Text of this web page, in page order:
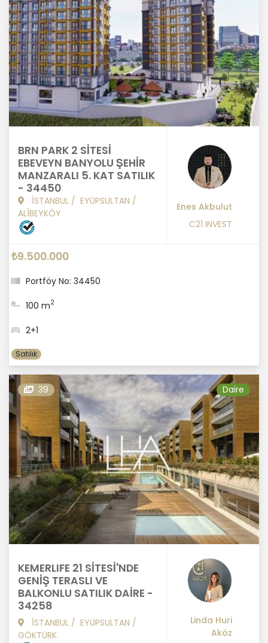
BRN PARK 2 SİTESİ
EBEVEYN BANYOLU ŞEHİR
MANZARALI 5. KAT SATILIK
- 34450
İSTANBUL / EYÜPSULTAN /
ALİBEYKÖY
Enes Akbulut
C21 INVEST
₺9.500.000
Portföy No: 34450
100 m2
2+1
Satılık
39 Daire
KEMERLIFE 21 SİTESİ'NDE
GENİŞ TERASLI VE
BALKONLU SATILIK DAİRE -
34258
İSTANBUL / EYÜPSULTAN /
GÖKTÜRK
Linda Huri
Aköz